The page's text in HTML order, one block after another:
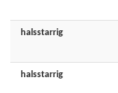
halsstarrig
halsstarrig